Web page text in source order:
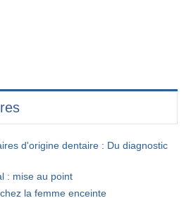
d'origine dentaire : Du diagnostic
: mise au point
la femme enceinte